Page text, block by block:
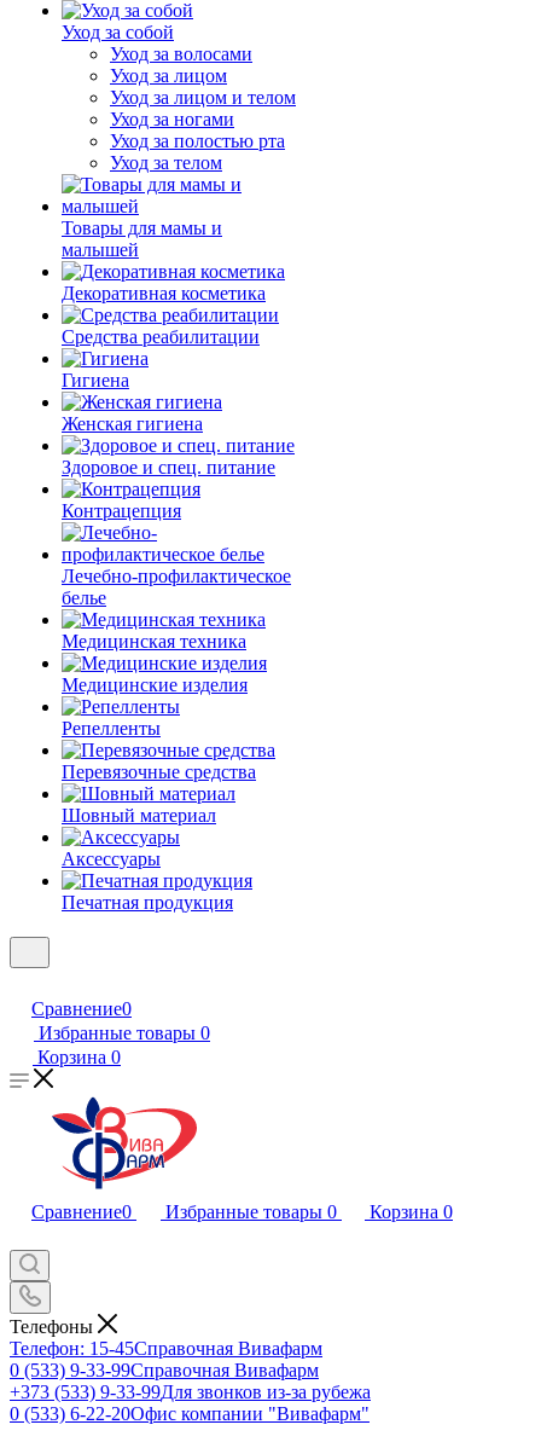
Уход за собой
Уход за волосами
Уход за лицом
Уход за лицом и телом
Уход за ногами
Уход за полостью рта
Уход за телом
Товары для мамы и
малышей
Декоративная косметика
Средства реабилитации
Гигиена
Женская гигиена
Здоровое и спец. питание
Контрацепция
Лечебно-профилактическое
белье
Медицинская техника
Медицинские изделия
Репелленты
Перевязочные средства
Шовный материал
Аксессуары
Печатная продукция
Сравнение0
Избранные товары 0
Корзина 0
Сравнение0 Избранные товары 0 Корзина 0
Телефоны
Телефон: 15-45Справочная Вивафарм
0 (533) 9-33-99Справочная Вивафарм
+373 (533) 9-33-99Для звонков из-за рубежа
0 (533) 6-22-20Офис компании "Вивафарм"